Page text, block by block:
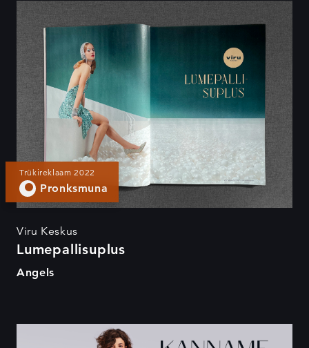
Lumepallisuplus
Trükireklaam 2022
Pronksmuna
Viru Keskus
Lumepallisuplus
Angels
Kanname kultuuri